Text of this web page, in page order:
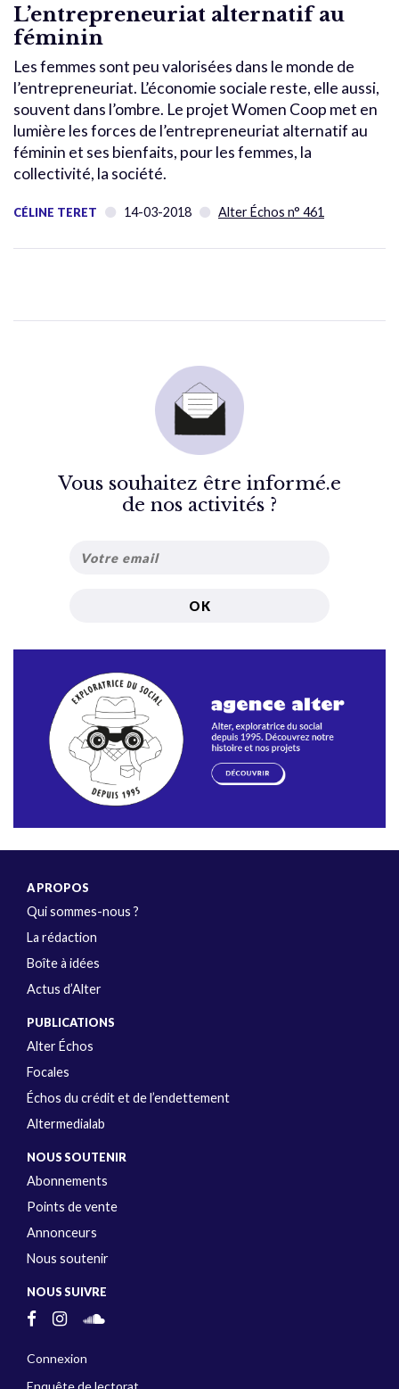
L’entrepreneuriat alternatif au
féminin
Les femmes sont peu valorisées dans le monde de
l’entrepreneuriat. L’économie sociale reste, elle aussi,
souvent dans l’ombre. Le projet Women Coop met en
lumière les forces de l’entrepreneuriat alternatif au
féminin et ses bienfaits, pour les femmes, la
collectivité, la société.
CÉLINE TERET 14-03-2018 Alter Échos n° 461
Vous souhaitez être informé.e
de nos activités ?
A PROPOS
Qui sommes-nous ?
La rédaction
Boîte à idées
Actus d’Alter
PUBLICATIONS
Alter Échos
Focales
Échos du crédit et de l’endettement
Altermedialab
NOUS SOUTENIR
Abonnements
Points de vente
Annonceurs
Nous soutenir
NOUS SUIVRE
Connexion